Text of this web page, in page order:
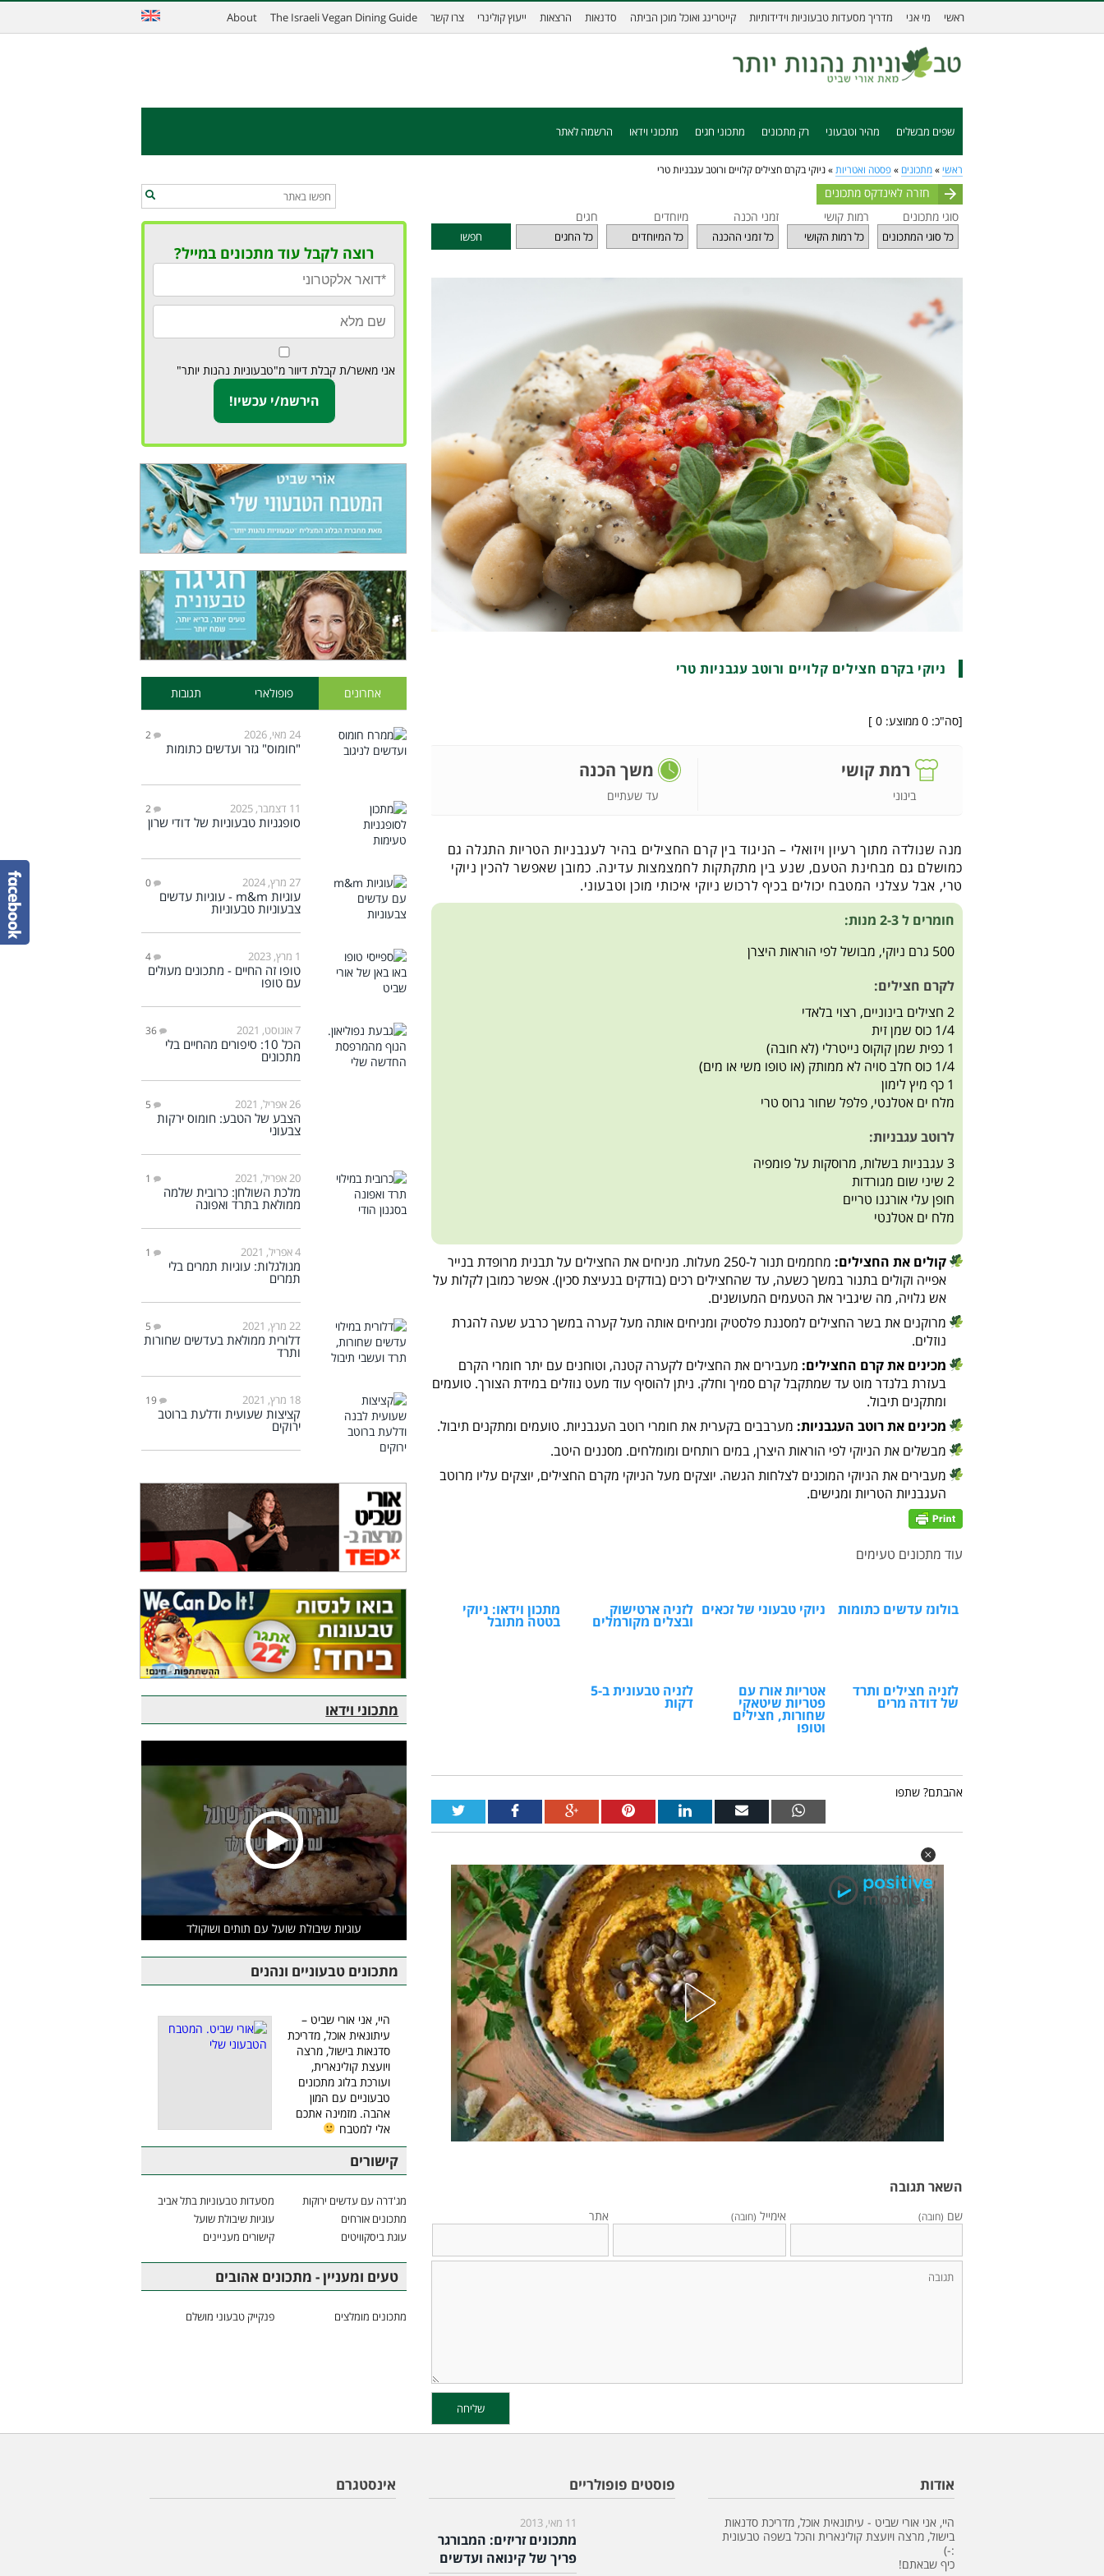
ראשי מי אני מדריך מסעדות טבעוניות וידידותיות קייטרינג ואוכל מוכן הביתה סדנאות הרצאות ייעוץ קולינרי צרו קשר The Israeli Vegan Dining Guide
About
שפים מבשלים מהיר וטבעוני רק מתכונים מתכוני חגים מתכוני וידאו הרשמה לאתר
ראשי » מתכונים » פסטה ואטריות » ניוקי בקרם חצילים קלויים ורוטב עגבניות טרי
חזרה לאינדקס מתכונים
סוגי מתכונים
רמות קושי זמני הכנה מיוחדים חגים
חפשו
ניוקי בקרם חצילים קלויים ורוטב עגבניות טרי
[סה"כ: 0 ממוצע: 0
]
רמת קושי
בינוני
משך הכנה
עד שעתיים
מנה שנולדה מתוך רעיון ויזואלי – הניגוד בין קרם החצילים בהיר לעגבניות הטריות התגלה גם
כמושלם גם מבחינת הטעם, שנע בין מתקתקות לחמצמצות עדינה. כמובן שאפשר להכין ניוקי
טרי, אבל עצלני המטבח יכולים בכיף לרכוש ניוקי איכותי מוכן וטבעוני.
חומרים ל 2-3 מנות:
500 גרם ניוקי, מבושל לפי הוראות היצרן
לקרם חצילים:
2 חצילים בינוניים, רצוי בלאדי
1/4 כוס שמן זית
1 כפית שמן קוקוס נייטרלי (לא חובה)
1/4 כוס חלב סויה לא ממותק (או טופו משי או מים)
1 כף מיץ לימון
מלח ים אטלנטי, פלפל שחור גרוס טרי
לרוטב עגבניות:
3 עגבניות בשלות, מרוסקות על פומפיה
2 שיני שום מגורדות
חופן עלי אורגנו טריים
מלח ים אטלנטי
קולים את החצילים:
מחממים תנור ל-250 מעלות. מניחים את החצילים על תבנית מרופדת בנייר
אפייה וקולים בתנור במשך כשעה, עד שהחצילים רכים (בודקים בנעיצת סכין). אפשר כמובן לקלות על
אש גלויה, מה שיגביר את הטעמים המעושנים.
מרוקנים את בשר החצילים למסננת פלסטיק ומניחים אותה מעל קערה במשך כרבע שעה להגרת
נוזלים.
מכינים את קרם החצילים: מעבירים את החצילים לקערה קטנה, וטוחנים עם יתר חומרי הקרם
בעזרת בלנדר מוט עד שמתקבל קרם סמיך וחלק. ניתן להוסיף עוד מעט נוזלים במידת הצורך. טועמים
ומתקנים תיבול.
מכינים את רוטב העגבניות: מערבבים בקערית את חומרי רוטב העגבניות. טועמים ומתקנים תיבול.
מבשלים את הניוקי לפי הוראות היצרן, במים רותחים ומומלחים. מסננים היטב.
מעבירים את הניוקי המוכנים לצלחות הגשה. יוצקים מעל הניוקי מקרם החצילים, יוצקים עליו מרוטב
העגבניות הטריות ומגישים.
עוד מתכונים טעימים
בולונז עדשים כתומות ניוקי טבעוני של זכאים לזניה ארטישוק
ובצלים מקורמלים
מתכון וידאו: ניוקי
בטטה מתובל
לזניה חצילים ותרד
של דודה מרים
אטריות אורז עם
פטריות שיטאקי
שחורות, חצילים
וטופו
לזניה טבעונית ב-5
דקות
אהבתם? שתפו
השאר תגובה
שם (חובה) אימייל (חובה) אתר
רוצה לקבל עוד מתכונים במייל?
אני מאשר/ת קבלת דיוור מ"טבעוניות נהנות יותר"
אחרונים פופולארי תגובות
24 מאי, 2026 2
"חומוס" גזר ועדשים כתומות
11 דצמבר, 2025 2
סופגניות טבעוניות של דודי שרון
27 מרץ, 2024 0
עוגיות m&m - עוגיות עדשים
צבעוניות טבעוניות
1 מרץ, 2023 4
טופו זה החיים - מתכונים מעולים
עם טופו
7 אוגוסט, 2021 36
הכל 10: סיפורים מהחיים בלי
מתכונים
26 אפריל, 2021 5
הצבע של הטבע: חומוס ירקות
צבעוני
20 אפריל, 2021 1
מלכת השולחן: כרובית שלמה
ממולאת בתרד ואפונה
4 אפריל, 2021 1
מגולגלות: עוגיות תמרים בלי
תמרים
22 מרץ, 2021 5
דלורית ממולאת בעדשים שחורות
ותרד
18 מרץ, 2021 19
קציצות שעועית ודלעת ברוטב
ירוקים
מתכוני וידאו
עוגיות שיבולת שועל עם תותים ושוקולד
מתכונים טבעוניים ונהנים
היי, אני אורי שביט –
עיתונאית אוכל, מדריכת
סדנאות בישול, מרצה
ויועצת קולינארית,
ועורכת בלוג מתכונים
טבעוניים עם המון
אהבה. מזמינה אתכם
אלי למטבח
קישורים
מג'דרה עם עדשים ירוקות
מסעדות טבעוניות בתל אביב
מתכונים אורחים
עוגיות שיבולת שועל
עוגת ביסקוויטים
קישורים מעניינים
טעים ומעניין - מתכונים אהובים
מתכונים מומלצים פנקייק טבעוני מושלם
אודות
היי, אני אורי שביט - עיתונאית אוכל, מדריכת סדנאות
בישול, מרצה ויועצת קולינארית והכל בשפה טבעונית
:-)
כיף שבאתם!
פוסטים פופולריים
11 מאי, 2013
מתכונים זריזים: המבורגר
פריך של קינואה ועדשים
אינסטגרם